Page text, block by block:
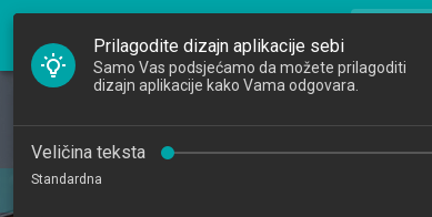
Djelatnici
FOI Nastava
Prilagodite dizajn aplikacije sebi
Samo Vas podsjećamo da možete prilagoditi
dizajn aplikacije kako Vama odgovara.
Veličina teksta
Standardna